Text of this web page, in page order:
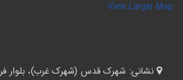
View Larger
نشانی:شهرک قدس (شهرک غرب)، بلوار